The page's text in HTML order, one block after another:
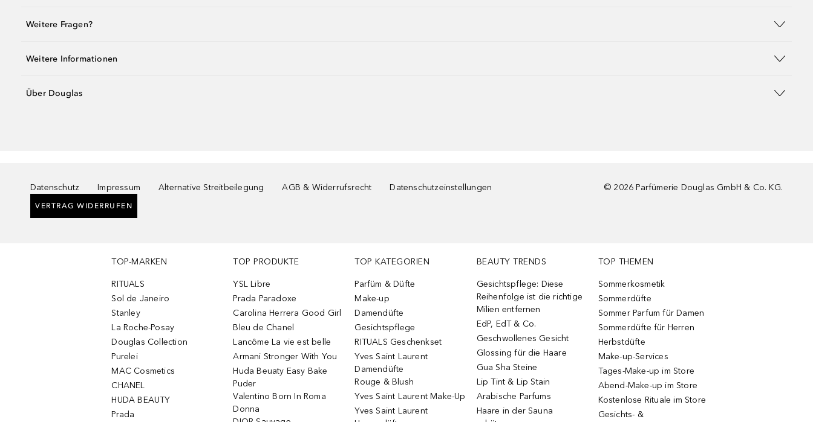
Weitere Fragen?
Weitere Informationen
Über Douglas
Datenschutz Impressum Alternative Streitbeilegung AGB & Widerrufsrecht Datenschutzeinstellungen
VERTRAG WIDERRUFEN
© 2026 Parfümerie Douglas GmbH & Co. KG.
TOP-MARKEN
RITUALS
Sol de Janeiro
Stanley
La Roche-Posay
Douglas Collection
Purelei
MAC Cosmetics
CHANEL
HUDA BEAUTY
Prada
TOP PRODUKTE
YSL Libre
Prada Paradoxe
Carolina Herrera Good Girl
Bleu de Chanel
Lancôme La vie est belle
Armani Stronger With You
Huda Beuaty Easy Bake
Puder
Valentino Born In Roma
Donna
TOP KATEGORIEN
Parfüm & Düfte
Make-up
Damendüfte
Gesichtspflege
RITUALS Geschenkset
Yves Saint Laurent
Damendüfte
Rouge & Blush
Yves Saint Laurent Make-Up
Yves Saint Laurent
BEAUTY TRENDS
Gesichtspflege: Diese
Reihenfolge ist die richtige
Milien entfernen
EdP, EdT & Co.
Geschwollenes Gesicht
Glossing für die Haare
Gua Sha Steine
Lip Tint & Lip Stain
Arabische Parfums
Haare in der Sauna
TOP THEMEN
Sommerkosmetik
Sommerdüfte
Sommer Parfum für Damen
Sommerdüfte für Herren
Herbstdüfte
Make-up-Services
Tages-Make-up im Store
Abend-Make-up im Store
Kostenlose Rituale im Store
Gesichts- &